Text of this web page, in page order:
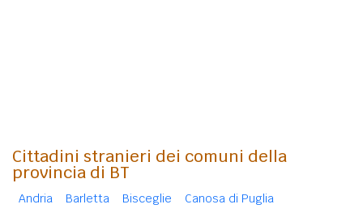
Cittadini stranieri dei comuni della
provincia di BT
Andria Barletta Bisceglie
Canosa di Puglia